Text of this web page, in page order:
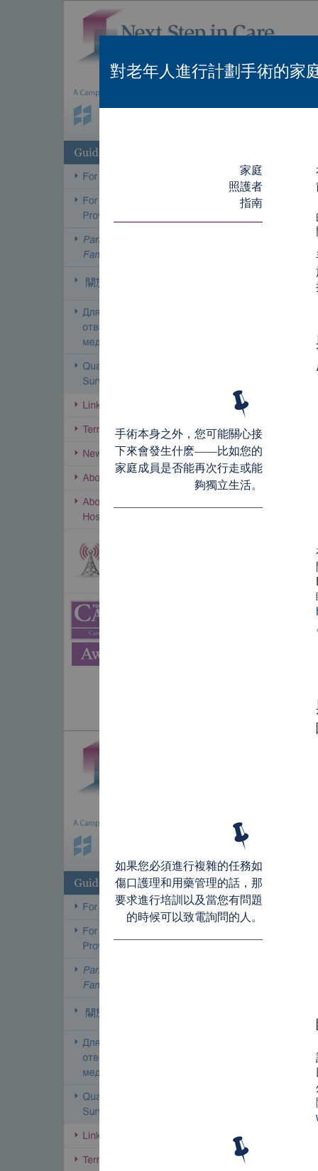
對老年人進行計劃手術的家
家庭
照護者
指南
手術本身之外，您可能關心接
下來會發生什麽——比如您的
家庭成員是否能再次行走或能
夠獨立生活。
如果您必須進行複雜的任務如
傷口護理和用藥管理的話，那
要求進行培訓以及當您有問題
的時候可以致電詢問的人。